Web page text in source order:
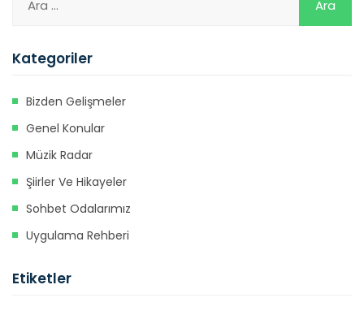
Kategoriler
Bizden Gelişmeler
Genel Konular
Müzik Radar
Şiirler Ve Hikayeler
Sohbet Odalarımız
Uygulama Rehberi
Etiketler